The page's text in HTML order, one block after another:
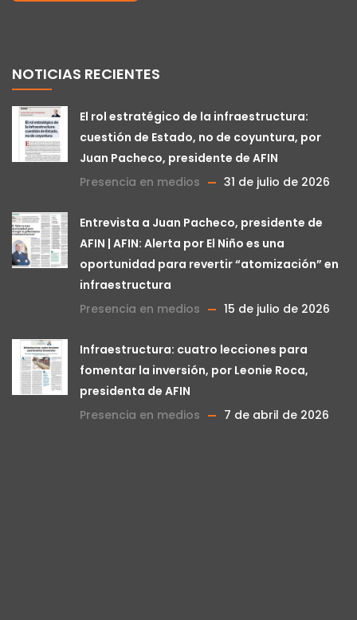
NOTICIAS RECIENTES
El rol estratégico de la infraestructura:
cuestión de Estado, no de coyuntura, por
Juan Pacheco, presidente de AFIN
Presencia en medios
31 de julio de 2026
Entrevista a Juan Pacheco, presidente de
AFIN | AFIN: Alerta por El Niño es una
oportunidad para revertir “atomización” en
infraestructura
Presencia en medios
15 de julio de 2026
Infraestructura: cuatro lecciones para
fomentar la inversión, por Leonie Roca,
presidenta de AFIN
Presencia en medios
7 de abril de 2026